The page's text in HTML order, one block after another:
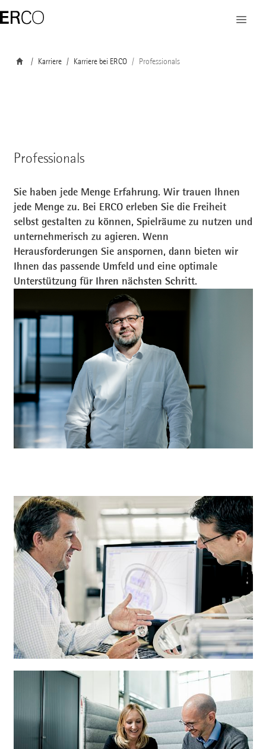
Karriere Karriere bei ERCO Professionals
Professionals
Sie haben jede Menge Erfahrung. Wir trauen Ihnen
jede Menge zu. Bei ERCO erleben Sie die Freiheit
selbst gestalten zu können, Spielräume zu nutzen und
unternehmerisch zu agieren. Wenn
Herausforderungen Sie anspornen, dann bieten wir
Ihnen das passende Umfeld und eine optimale
Unterstützung für Ihren nächsten Schritt.